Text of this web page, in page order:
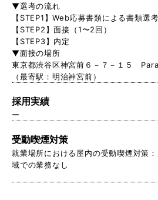
▼選考の流れ
【STEP1】Web応募書類による書類選考
【STEP2】面接（1〜2回）
【STEP3】内定
▼面接の場所
東京都渋谷区神宮前６－７－１５
（最寄駅：明治神宮前）
採用実績
ー
受動喫煙対策
就業場所における屋内の受動喫煙対策
域での業務なし